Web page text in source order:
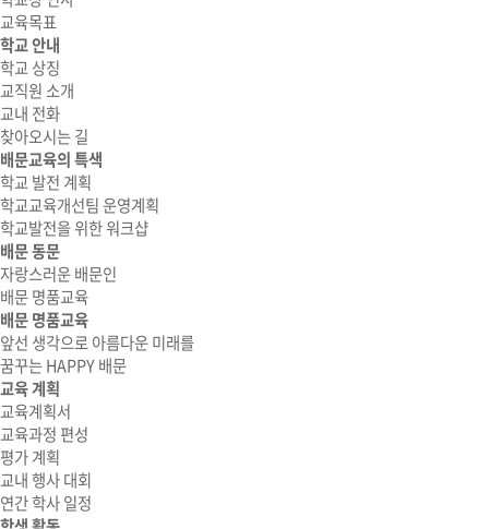
교육목표
학교 안내
학교 상징
교직원 소개
교내 전화
찾아오시는 길
배문교육의 특색
학교 발전 계획
학교교육개선팀 운영계획
학교발전을 위한 워크샵
배문 동문
자랑스러운 배문인
배문 명품교육
배문 명품교육
앞선 생각으로 아름다운 미래를
꿈꾸는 HAPPY 배문
교육 계획
교육계획서
교육과정 편성
평가 계획
교내 행사 대회
연간 학사 일정